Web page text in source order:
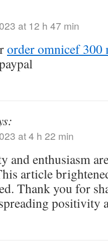
at 12 h 47 min
order omnicef 300
at 4 h 22 min
and enthusiasm
article
Thank you for
positivity